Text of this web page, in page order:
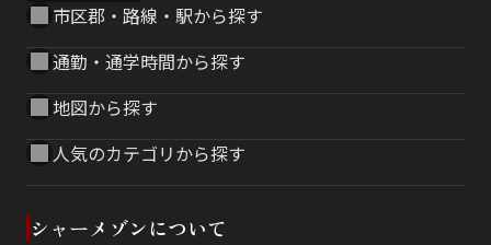
市区郡・路線・駅から探す
通勤・通学時間から探す
地図から探す
人気のカテゴリから探す
シャーメゾンについて